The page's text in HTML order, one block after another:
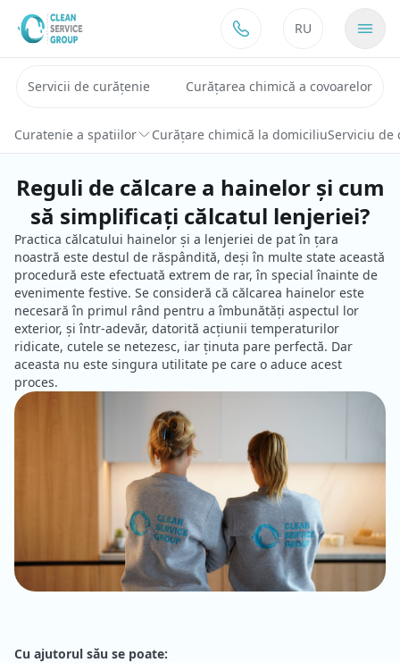
Sari la conținut
RU
Servicii de curățenie Curățarea chimică a covoarelor
Curatenie a spatiilor Curățare chimică la domiciliuServiciu de
Reguli de călcare a hainelor și cum
să simplificați călcatul lenjeriei?
Practica călcatului hainelor și a lenjeriei de pat în țara
noastră este destul de răspândită, deși în multe state această
procedură este efectuată extrem de rar, în special înainte de
evenimente festive. Se consideră că călcarea hainelor este
necesară în primul rând pentru a îmbunătăți aspectul lor
exterior, și într-adevăr, datorită acțiunii temperaturilor
ridicate, cutele se netezesc, iar ținuta pare perfectă. Dar
aceasta nu este singura utilitate pe care o aduce acest
proces.
Cu ajutorul său se poate: